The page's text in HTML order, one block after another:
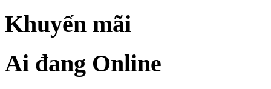
Khuyến mãi
Ai đang Online